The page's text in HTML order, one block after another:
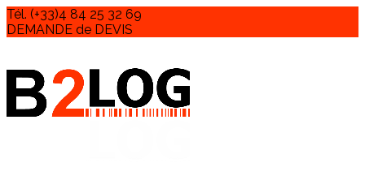
Tél. (+33)4 84 25 32 69
DEMANDE de DEVIS